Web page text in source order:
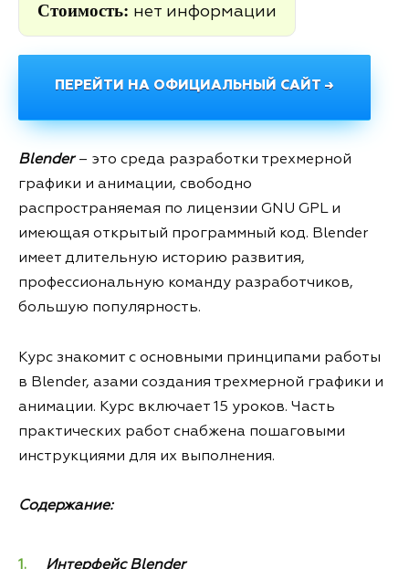
Стоимость: нет информации
ПЕРЕЙТИ НА ОФИЦИАЛЬНЫЙ САЙТ →
Blender– это среда разработки трехмерной
графики и анимации, свободно
распространяемая по лицензии GNU GPL и
имеющая открытый программный код. Blender
имеет длительную историю развития,
профессиональную команду разработчиков,
большую популярность.
Курс знакомит с основными принципами работы
в Blender, азами создания трехмерной графики и
анимации. Курс включает 15 уроков. Часть
практических работ снабжена пошаговыми
инструкциями для их выполнения.
Содержание:
Интерфейс Blender